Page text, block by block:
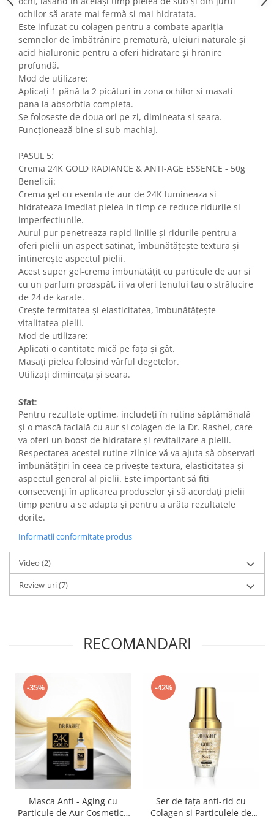
ochilor să arate mai fermă si mai hidratata.
Este infuzat cu colagen pentru a combate apariția
semnelor de îmbătrânire prematură, uleiuri naturale și
acid hialuronic pentru a oferi hidratare și hrănire
profundă.
Mod de utilizare:
Aplicați 1 până la 2 picături in zona ochilor si masati
pana la absorbtia completa.
Se foloseste de doua ori pe zi, dimineata si seara.
Funcționează bine si sub machiaj.
PASUL 5:
Crema 24K GOLD RADIANCE & ANTI-AGE ESSENCE - 50g
Beneficii:
Crema gel cu esenta de aur de 24K lumineaza si
hidrateaza imediat pielea in timp ce reduce ridurile si
imperfectiunile.
Aurul pur penetreaza rapid liniile și ridurile pentru a
oferi pielii un aspect satinat, îmbunătățește textura și
întinerește aspectul pielii.
Acest super gel-crema îmbunătățit cu particule de aur si
cu un parfum proaspăt, ii va oferi tenului tau o strălucire
de 24 de karate.
Crește fermitatea și elasticitatea, îmbunătățește
vitalitatea pielii.
Mod de utilizare:
Aplicați o cantitate mică pe fața și gât.
Masați pielea folosind vârful degetelor.
Utilizați dimineața și seara.
Sfat:
Pentru rezultate optime, includeți în rutina săptămânală
și o mască facială cu aur și colagen de la Dr. Rashel, care
va oferi un boost de hidratare și revitalizare a pielii.
Respectarea acestei rutine zilnice vă va ajuta să observați
îmbunătățiri în ceea ce privește textura, elasticitatea și
aspectul general al pielii. Este important să fiți
consecvenți în aplicarea produselor și să acordați pielii
timp pentru a se adapta și pentru a arăta rezultatele
dorite.
Informatii conformitate produs
Video (2)
Review-uri(7)
RECOMANDARI
-35%
Masca Anti - Aging cu
Particule de Aur Cosmetic -
-42%
Ser de fața anti-rid cu
Colagen si Particulele de